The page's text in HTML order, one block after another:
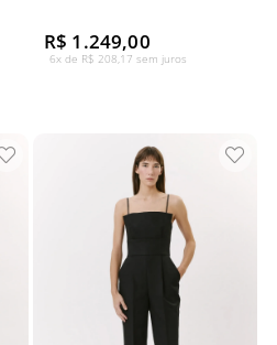
R$ 1.249,00
6x de R$ 208,17 sem juros